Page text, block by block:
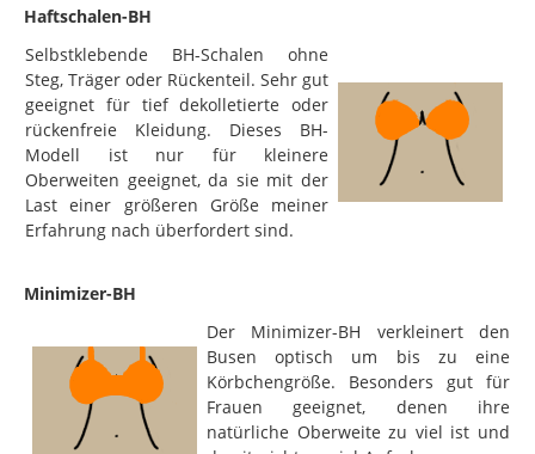
Haftschalen-BH
Selbstklebende BH-Schalen ohne
Steg, Träger oder Rückenteil. Sehr gut
geeignet für tief dekolletierte oder
rückenfreie Kleidung. Dieses BH-
Modell ist nur für kleinere
Oberweiten geeignet, da sie mit der
Last einer größeren Größe meiner
Erfahrung nach überfordert sind.
Minimizer-BH
Der Minimizer-BH verkleinert den
Busen optisch um bis zu eine
Körbchengröße. Besonders gut für
Frauen geeignet, denen ihre
natürliche Oberweite zu viel ist und